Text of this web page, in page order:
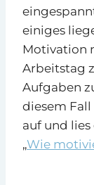
einiges
Motivation
Arbeitstag
Aufgaben
diesem
auf und
„Wie